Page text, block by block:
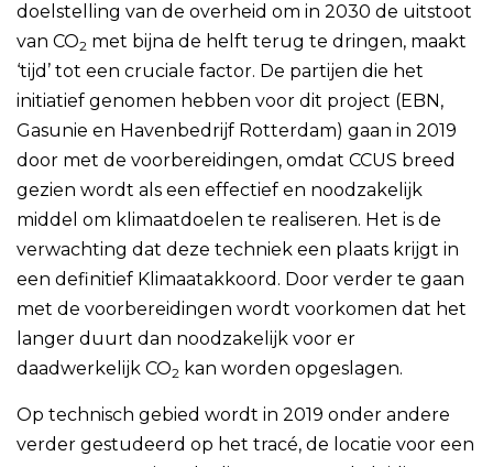
doelstelling van de overheid om in 2030 de uitstoot
van CO2 met bijna de helft terug te dringen, maakt
‘tijd’ tot een cruciale factor. De partijen die het
initiatief genomen hebben voor dit project (EBN,
Gasunie en Havenbedrijf Rotterdam) gaan in 2019
door met de voorbereidingen, omdat CCUS breed
gezien wordt als een effectief en noodzakelijk
middel om klimaatdoelen te realiseren. Het is de
verwachting dat deze techniek een plaats krijgt in
een definitief Klimaatakkoord. Door verder te gaan
met de voorbereidingen wordt voorkomen dat het
langer duurt dan noodzakelijk voor er
daadwerkelijk CO2 kan worden opgeslagen.
Op technisch gebied wordt in 2019 onder andere
verder gestudeerd op het tracé, de locatie voor een